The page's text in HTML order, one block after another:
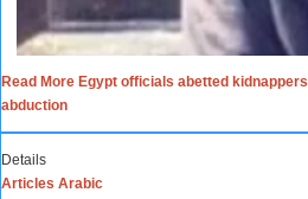
Read More Egypt officials abetted
abduction
Details
Articles Arabic